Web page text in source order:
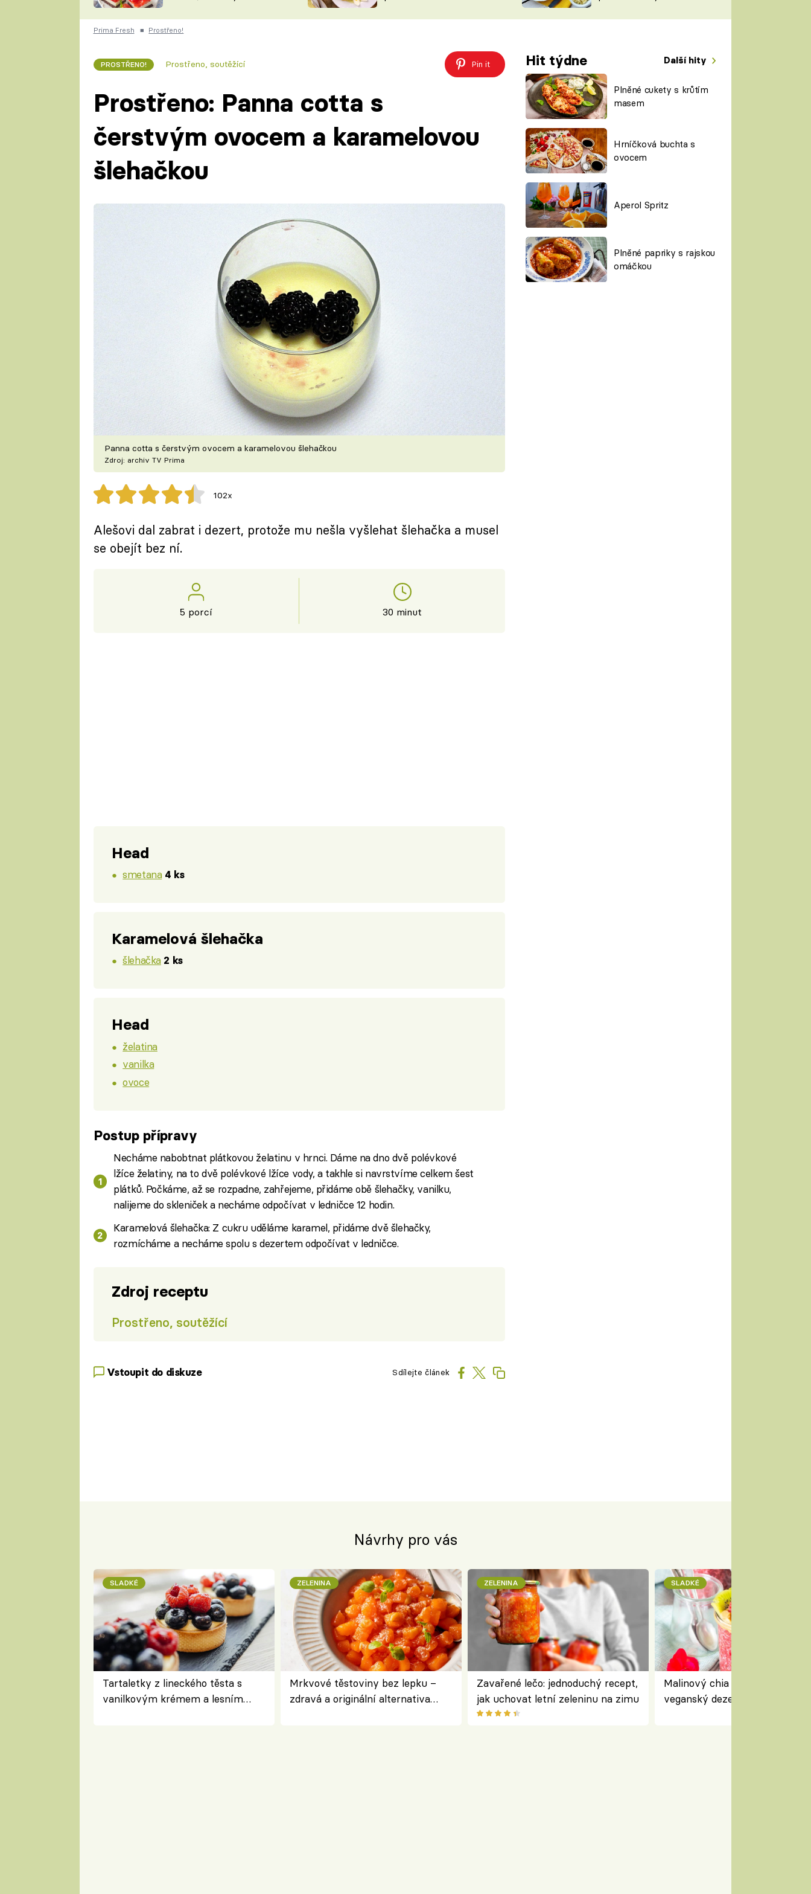
ČESKO NA TALÍŘI
KUCHAŘKA
VYCHYTÁVKY
ŠÉFREDAKTORKY
ČASOPIS
Prima Fresh ■ Prostřeno!
PROSTŘENO! Prostřeno, soutěžící Pin it Hit týdne Další hity
Plněné cukety s krůtím
masem
Hrníčková buchta s
ovocem
Aperol Spritz
Plněné papriky s rajskou
omáčkou
Prostřeno: Panna cotta s
čerstvým ovocem a karamelovou
šlehačkou
Panna cotta s čerstvým ovocem a karamelovou šlehačkou
Zdroj: archiv TV Prima
102x
Alešovi dal zabrat i dezert, protože mu nešla vyšlehat šlehačka a musel
se obejít bez ní.
5 porcí 30 minut
Head
smetana 4 ks
Karamelová šlehačka
šlehačka 2 ks
Head
želatina
vanilka
ovoce
Postup přípravy
Necháme nabobtnat plátkovou želatinu v hrnci. Dáme na dno dvě polévkové
lžíce želatiny, na to dvě polévkové lžíce vody, a takhle si navrstvíme celkem šest
plátků. Počkáme, až se rozpadne, zahřejeme, přidáme obě šlehačky, vanilku,
nalijeme do skleniček a necháme odpočívat v ledničce 12 hodin.
Karamelová šlehačka: Z cukru uděláme karamel, přidáme dvě šlehačky,
rozmícháme a necháme spolu s dezertem odpočívat v ledničce.
Zdroj receptu
Prostřeno, soutěžící
Vstoupit do diskuze Sdílejte článek
Návrhy pro vás
SLADKÉ
Tartaletky z lineckého těsta s
vanilkovým krémem a lesním
ZELENINA
Mrkvové těstoviny bez lepku –
zdravá a originální alternativa
ZELENINA
Zavařené lečo: jednoduchý recept,
jak uchovat letní zeleninu na zimu
SLADKÉ
Malinový chia pudink s
veganský dezert plný ovoce a